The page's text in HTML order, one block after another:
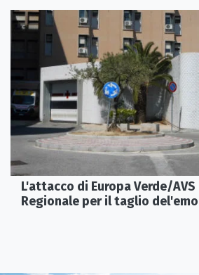
L'attacco di Europa Verde/
Regionale per il taglio